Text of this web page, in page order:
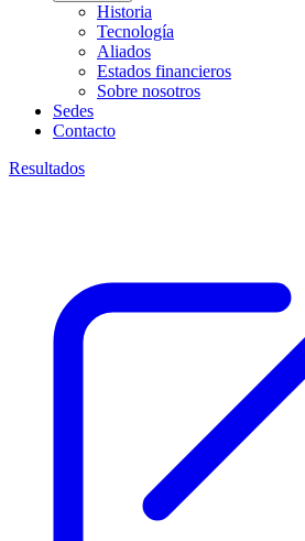
Historia
Tecnología
Aliados
Estados financieros
Sobre nosotros
Sedes
Contacto
Resultados